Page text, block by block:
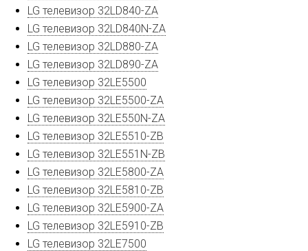
LG телевизор 32LD840-ZA
LG телевизор 32LD840N-ZA
LG телевизор 32LD880-ZA
LG телевизор 32LD890-ZA
LG телевизор 32LE5500
LG телевизор 32LE5500-ZA
LG телевизор 32LE550N-ZA
LG телевизор 32LE5510-ZB
LG телевизор 32LE551N-ZB
LG телевизор 32LE5800-ZA
LG телевизор 32LE5810-ZB
LG телевизор 32LE5900-ZA
LG телевизор 32LE5910-ZB
LG телевизор 32LE7500